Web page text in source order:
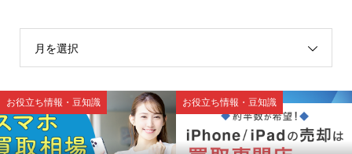
月を選択
お役立ち情報・豆知識 お役立ち情報・豆知識